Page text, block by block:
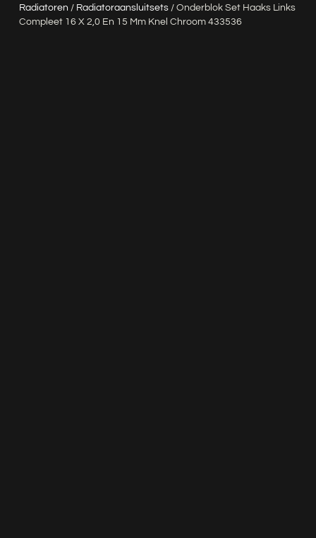
Radiatoren / Radiatoraansluitsets/ Onderblok Set Haaks Links
Compleet 16 X 2,0 En 15 Mm Knel Chroom 433536